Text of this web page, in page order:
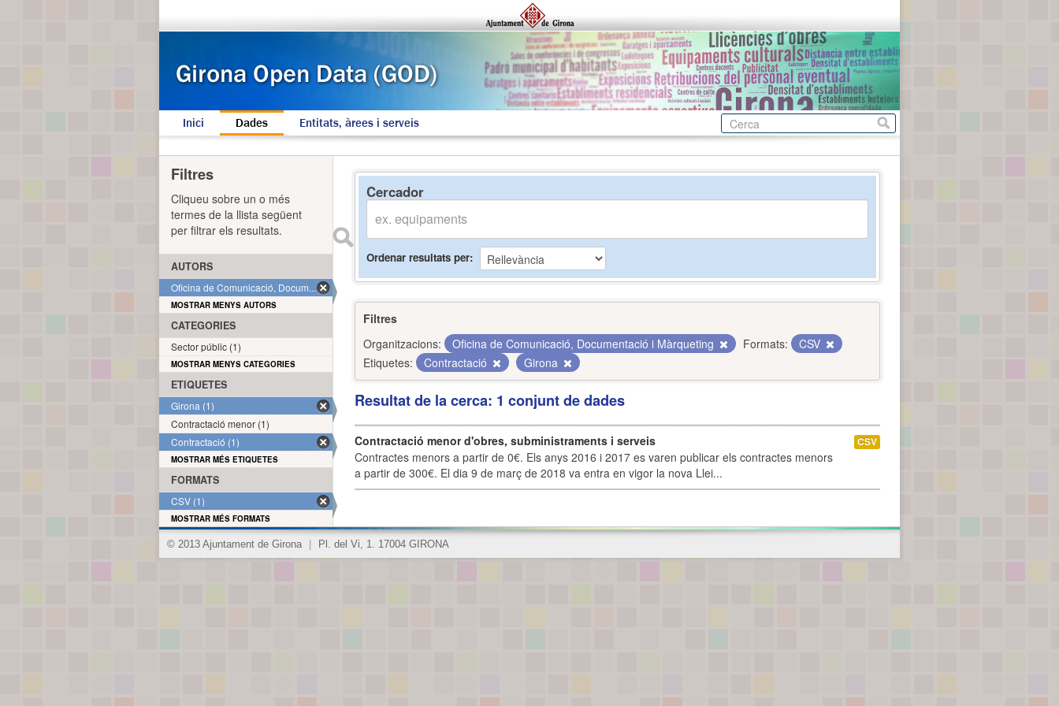
Inici Dades Entitats, àrees i serveis
Cercador
Ordenar resultats per
Filtres
Organitzacions:
Oficina de Comunicació, Documentació i Màrqueting Formats:
CSV
Etiquetes:
Contractació Girona
Resultat de la cerca: 1 conjunt de dades
Contractació menor d'obres, subministraments i serveis
Contractes menors a partir de 0€. Els anys 2016 i 2017 es varen publicar els contractes menors
a partir de 300€. El dia 9 de març de 2018 va entra en vigor la nova Llei...
CSV
Filtres
Cliqueu sobre un o més
termes de la llista següent
per filtrar els resultats.
AUTORS
Oficina de Comunicació, Docum... (1)
MOSTRAR MENYS AUTORS
CATEGORIES
Sector públic (1)
MOSTRAR MENYS CATEGORIES
ETIQUETES
Girona (1)
Contractació menor (1)
Contractació (1)
MOSTRAR MÉS ETIQUETES
FORMATS
CSV (1)
MOSTRAR MÉS FORMATS
© 2013 Ajuntament de Girona Pl. del Vi, 1. 17004 GIRONA